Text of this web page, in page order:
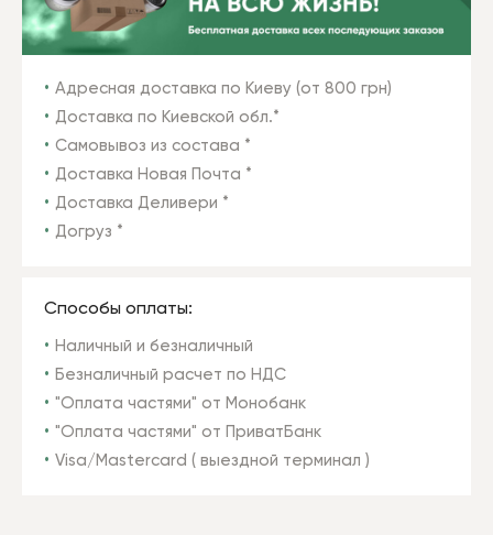
Адресная доставка по Киеву (от 800 грн)
Доставка по Киевской обл.*
Самовывоз из состава *
Доставка Новая Почта *
Доставка Деливери *
Догруз *
Способы оплаты:
Наличный и безналичный
Безналичный расчет по НДС
"Оплата частями" от Монобанк
"Оплата частями" от ПриватБанк
Visa/Mastercard ( выездной терминал )